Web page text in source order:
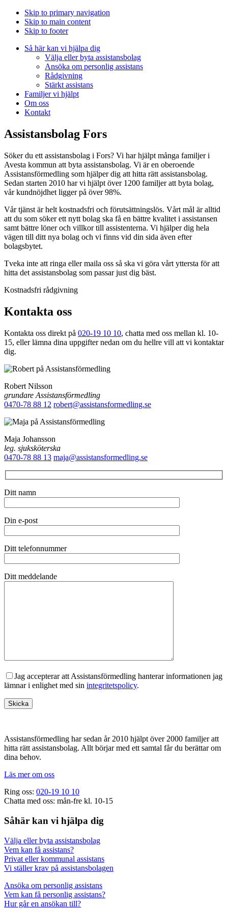
Skip to primary navigation
Skip to main content
Skip to footer
Så här kan vi hjälpa dig
Välja eller byta assistansbolag
Ansöka om personlig assistans
Rådgivning
Stärkt assistans
Familjer vi hjälpt
Om oss
Kontakt
Assistansbolag Fors
Söker du ett assistansbolag i Fors? Vi har hjälpt många familjer i
Avesta kommun att byta assistansbolag. Vi är en oberoende
Assistansförmedling som hjälper dig att hitta rätt assistansbolag.
Sedan starten 2010 har vi hjälpt över 1200 familjer att byta bolag,
vår kundnöjdhet ligger på över 98%.
Vår tjänst är helt kostnadsfri och förutsättningslös. Vårt mål är alltid
att du som söker ett nytt bolag ska få en bättre kvalitet i assistansen
samt bättre löner och villkor till assistenterna. Vi hjälper dig hela
vägen till ditt nya bolag och vi finns vid din sida även efter
bolagsbytet.
Tveka inte att ringa eller maila oss så ska vi göra vårt yttersta för att
hitta det assistansbolag som passar just dig bäst.
Kostnadsfri rådgivning
Kontakta oss
Kontakta oss direkt på 020-19 10 10, chatta med oss mellan kl. 10-
15, eller lämna dina uppgifter nedan om du hellre vill att vi kontaktar
dig.
Robert Nilsson
grundare Assistansförmedling
0470-78 88 12 robert@assistansformedling.se
Maja Johansson
leg. sjuksköterska
0470-78 88 13 maja@assistansformedling.se
Ditt namn
Din e-post
Ditt telefonnummer
Ditt meddelande
Jag accepterar att Assistansförmedling hanterar informationen jag
lämnar i enlighet med sin integritetspolicy.
Assistansförmedling har sedan år 2010 hjälpt över 2000 familjer att
hitta rätt assistansbolag. Allt börjar med ett samtal får du berättar om
dina behov.
Läs mer om oss
Ring oss: 020-19 10 10
Chatta med oss: mån-fre kl. 10-15
Såhär kan vi hjälpa dig
Välja eller byta assistansbolag
Vem kan få assistans?
Privat eller kommunal assistans
Vi ställer krav på assistansbolagen
Ansöka om personlig assistans
Vem kan få personlig assistans?
Hur går en ansökan till?